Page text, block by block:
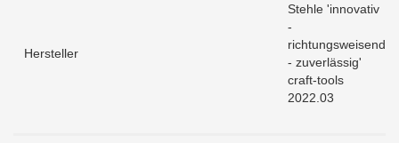
Hersteller
Stehle 'innovativ
-
richtungsweisend
- zuverlässig'
craft-tools
2022.03